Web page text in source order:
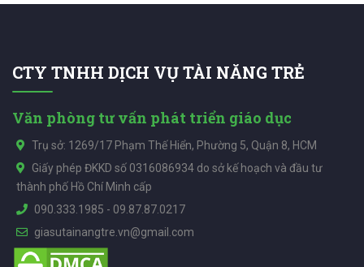
CTY TNHH DỊCH VỤ TÀI NĂNG TRẺ
Văn phòng tư vấn phát triển giáo dục
Trụ sở: 1269/17 Phạm Thế Hiển, Phường 5, Quận 8, HCM
Giấy phép ĐKKD số 0316086934 do sở kế hoạch và đầu tư
thành phố Hồ Chí Minh cấp
090.333.1985 - 09.87.87.0217
giasutainangtre.vn@gmail.com